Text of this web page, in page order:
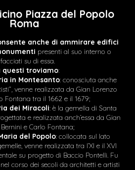
Piazza del Popolo
Roma
anche di ammirare edifici
presenti al suo interno o
su di essa.
questi troviamo:
in Montesanto: conosciuta anche
venne realizzata da Gian Lorenzo
Fontana tra il 1662 e il 1679;
dei Miracoli: è la gemella di Santa
e realizzata anch’essa da Gian
e Carlo Fontana;
del Popolo: collocata sul lato
venne realizzata tra l’XI e il XVI
su progetto di Baccio Pontelli. Fu
corso dei secoli da architetti e artisti